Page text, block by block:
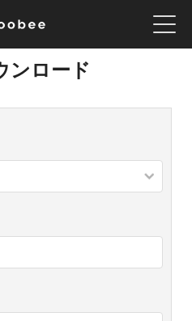
ンロード